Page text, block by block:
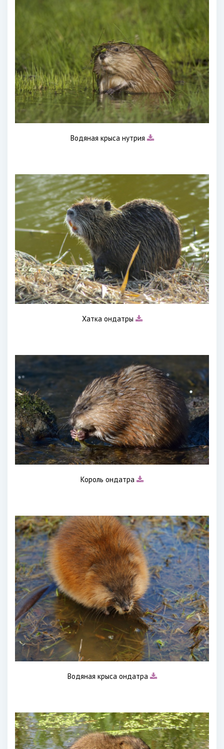
Водяная крыса нутрия
Хатка ондатры
Король ондатра
Водяная крыса ондатра